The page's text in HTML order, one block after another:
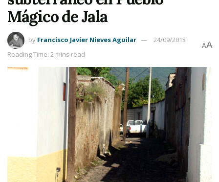
Mágico de Jala
by Francisco Javier Nieves Aguilar
24/09/2015
Reading Time: 2 mins read
AA